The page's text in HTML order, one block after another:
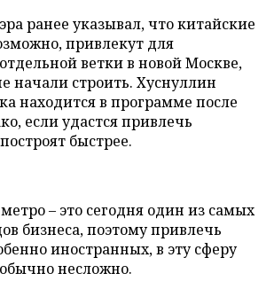
ранее указывал, что китайские
привлекут для
ветки в новой Москве,
начали строить. Хуснуллин
находится в программе после
если удастся привлечь
быстрее.
– это сегодня один из самых
бизнеса, поэтому привлечь
иностранных, в эту сферу
несложно.